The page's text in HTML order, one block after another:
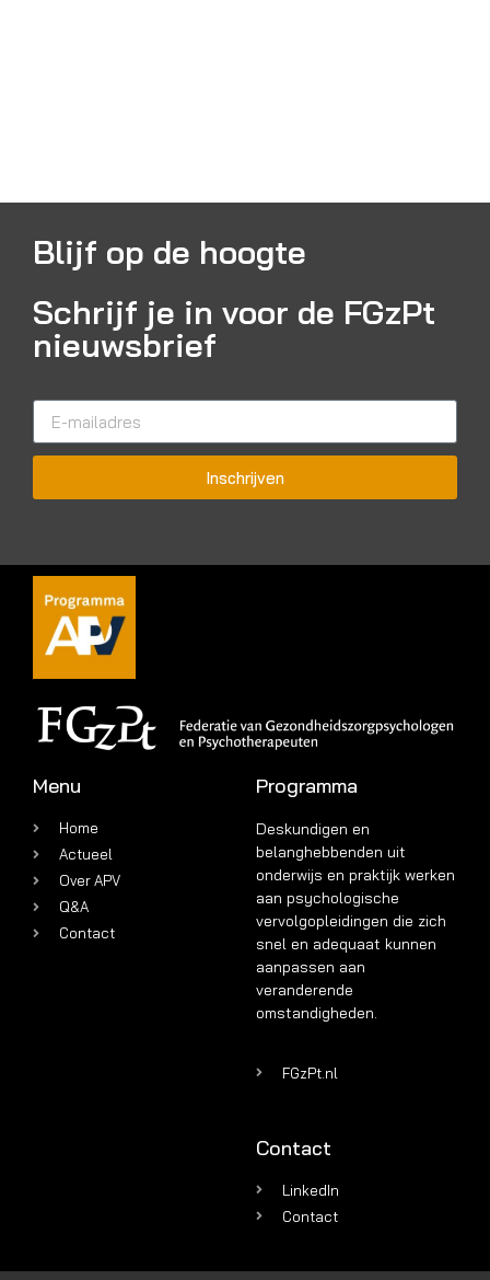
Blijf op de hoogte
Schrijf je in voor de FGzPt
nieuwsbrief
Inschrijven
Menu
Home
Actueel
Over APV
Q&A
Contact
Programma
Deskundigen en
belanghebbenden uit
onderwijs en praktijk werken
aan psychologische
vervolgopleidingen die zich
snel en adequaat kunnen
aanpassen aan
veranderende
omstandigheden.
FGzPt.nl
Contact
LinkedIn
Contact